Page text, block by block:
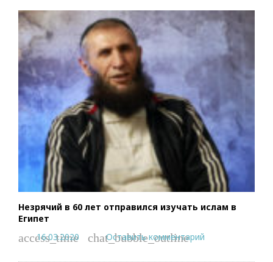
Незрячий в 60 лет отправился изучать ислам в
Египет
access_time
16.03.2020 chat_bubble_outline
Оставить комментарий